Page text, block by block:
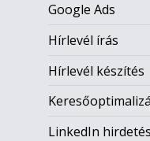
Google Ads
Hírlevél írás
Hírlevél készítés
LinkedIn hirdetés